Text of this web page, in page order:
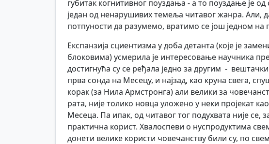
губитак когнитивног поуздања - а то поуздање је
један од ненарушивих темеља читавог жанра. Али,
потпуности да разумемо, вратимо се још једном на
Експанзија сциентизма у доба детанта (које је
блоковима) усмерила је интересовање научника
достигнућа су се ређала једно за другим -
прва сонда на Месецу, и најзад, као круна свега,
корак (за Нила Армстронга) али велики за
рата, није толико новца уложено у неки пројекат
Месеца. Па ипак, од читавог тог подухвата није се,
практична корист. Хвалоспеви о нуспродуктима
донети велике користи човечанству били су, по